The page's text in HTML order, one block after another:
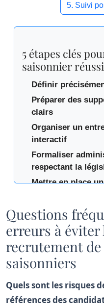
5. Suivi
5 étapes clés
saisonnier
Définir
Préparer des
clairs
Organiser un
interactif
Formaliser
respectant la
Mettre en place
Sélectionnez une
erreurs à éviter.
Questions
erreurs à éviter
recrutement
saisonniers
Quels sont les risques
références des